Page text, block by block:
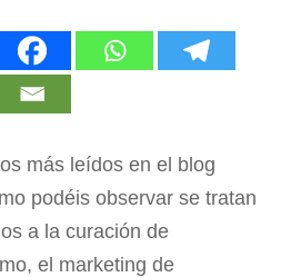
más leídos en el blog
podéis observar se tratan
a la curación de
el marketing de